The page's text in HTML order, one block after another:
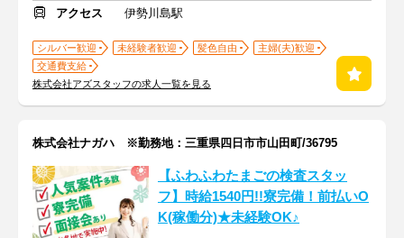
アクセス
伊勢川島駅
シルバー歓迎 未経験者歓迎 髪色自由
主婦(夫)歓迎
交通費支給
株式会社アズスタッフの求人一覧を見る
株式会社ナガハ ※勤務地：三重県四日市市山田町/36795
【ふわふわたまごの検査スタッ
フ】時給1540円!!寮完備！前払いO
K(稼働分)★未経験OK♪